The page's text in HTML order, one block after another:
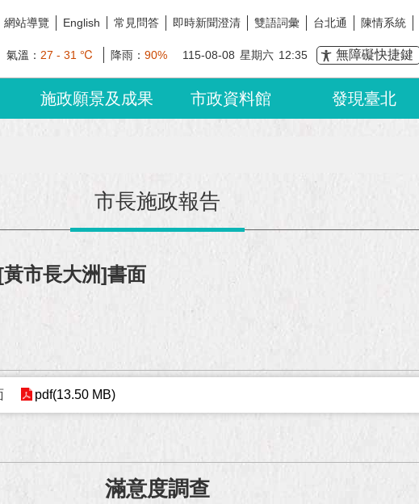
網站導覽 English 常見問答 即時新聞澄清 雙語詞彙 台北通 陳情系統
氣溫： 27 - 31 ℃ 降雨： 90% 115-08-08 星期六 12:35 無障礙快捷鍵
施政願景及成果 市政資料館 發現臺北
市長施政報告
市長大洲]書面
pdf(13.50 MB)
滿意度調查